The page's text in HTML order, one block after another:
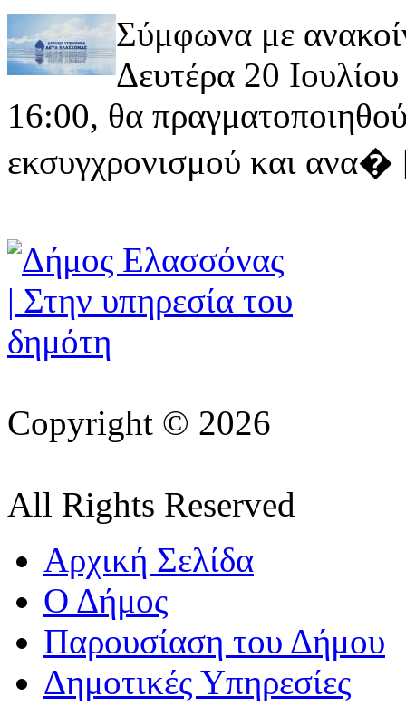
Σύμφωνα με
Δευτέρα 20
16:00, θα
εκσυγχρονισμού και
Copyright © 2026
All Rights Reserved
Αρχική Σελίδα
Ο Δήμος
Παρουσίαση του Δήμου
Δημοτικές Υπηρεσίες